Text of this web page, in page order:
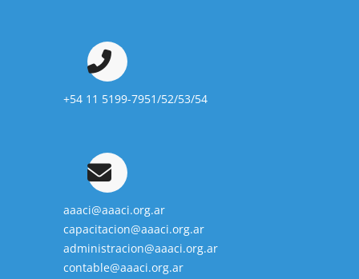
+54 11 5199-7951/52/53/54
aaaci@aaaci.org.ar
capacitacion@aaaci.org.ar
administracion@aaaci.org.ar
contable@aaaci.org.ar